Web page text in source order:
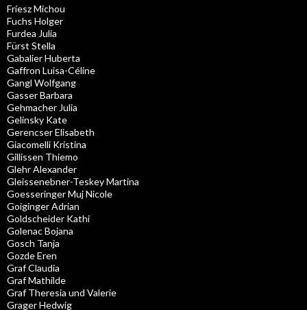
Friesz Michou
Fuchs Holger
Furdea Julia
Fürst Stella
Gabalier Huberta
Gaffron Luisa-Céline
Gangl Wolfgang
Gasser Barbara
Gehmacher Julia
Gelinsky Kate
Gerencser Elisabeth
Giacomelli Kristina
Gillissen Thiemo
Glehr Alexander
Gleissenebner-Teskey Martina
Goesseringer Muj Nicole
Goiginger Adrian
Goldscheider Kathi
Golenac Bojana
Gosch Tanja
Gozde Eren
Graf Claudia
Graf Mathilde
Graf Theresia und Valerie
Grager Hedwig